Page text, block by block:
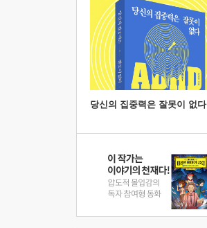
당신의 집중력은 잘못이 없다